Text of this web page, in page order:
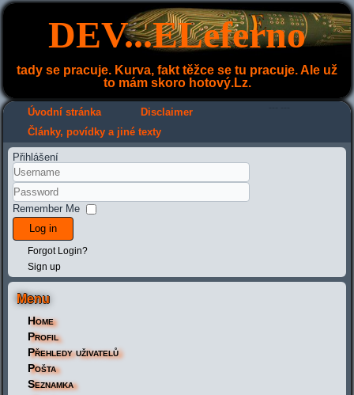
DEV...ELeferno
tady se pracuje. Kurva, fakt těžce se tu pracuje. Ale už
to mám skoro hotový.Lz.
Úvodní stránka Disclaimer
Články, povídky a jiné texty
Přihlášení
Remember Me
Log in
Forgot Login?
Sign up
Menu
Home
Profil
Přehledy uživatelů
Pošta
Seznamka